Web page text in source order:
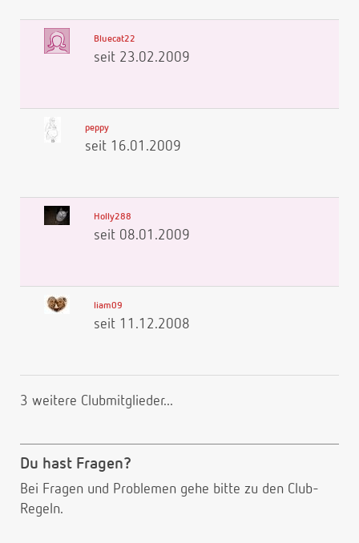
Bluecat22
seit 23.02.2009
peppy
seit 16.01.2009
Holly288
seit 08.01.2009
liam09
seit 11.12.2008
3 weitere Clubmitglieder...
Du hast Fragen?
Bei Fragen und Problemen gehe bitte zu den Club-
Regeln.